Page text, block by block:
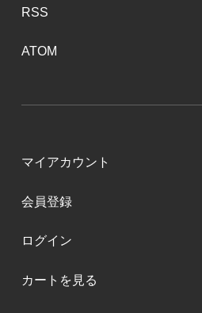
RSS
ATOM
マイアカウント
会員登録
ログイン
カートを見る